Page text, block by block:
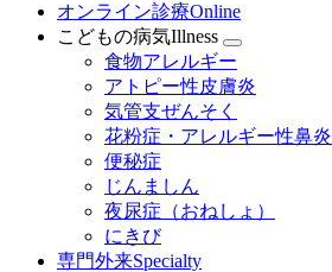
オンライン診療Online
こどもの病気Illness
食物アレルギー
アトピー性皮膚炎
気管支ぜんそく
花粉症・アレルギー性鼻炎
便秘症
じんましん
夜尿症（おねしょ）
にきび
専門外来Specialty